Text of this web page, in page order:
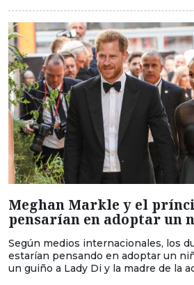
Meghan Markle y el
pensarían en adoptar un
Según medios internacionales, los
estarían pensando en adoptar un
un guiño a Lady Di y la madre de la